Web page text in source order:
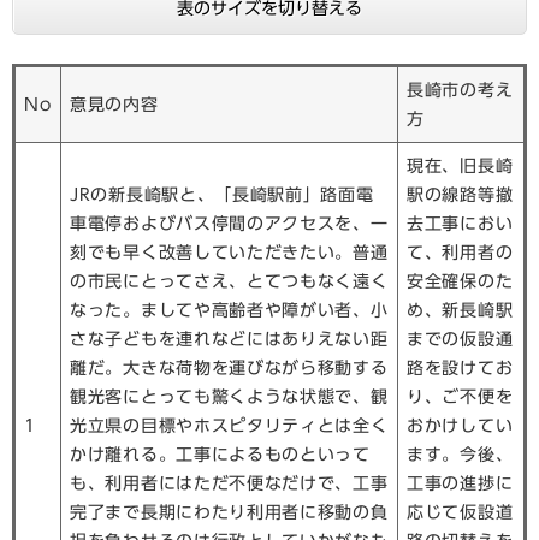
表のサイズを切り替える
No 意見の内容
長崎市の考え
方
1
JRの新長崎駅と、「長崎駅前」路面電
車電停およびバス停間のアクセスを、一
刻でも早く改善していただきたい。普通
の市民にとってさえ、とてつもなく遠く
なった。ましてや高齢者や障がい者、小
さな子どもを連れなどにはありえない距
離だ。大きな荷物を運びながら移動する
観光客にとっても驚くような状態で、観
光立県の目標やホスピタリティとは全く
かけ離れる。工事によるものといって
も、利用者にはただ不便なだけで、工事
完了まで長期にわたり利用者に移動の負
現在、旧長崎
駅の線路等撤
去工事におい
て、利用者の
安全確保のた
め、新長崎駅
までの仮設通
路を設けてお
り、ご不便を
おかけしてい
ます。今後、
工事の進捗に
応じて仮設道